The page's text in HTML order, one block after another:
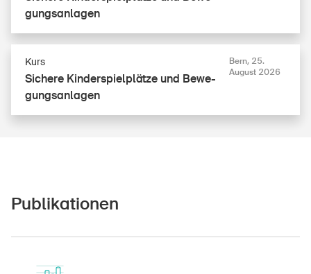
gungs­an­la­gen
Kurs
Sichere Kin­der­spiel­plät­ze und Be­we­
gungs­an­la­gen
Bern, 25.
August 2026
Publikationen